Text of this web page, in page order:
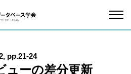
pp.21-24
ューの差分更新